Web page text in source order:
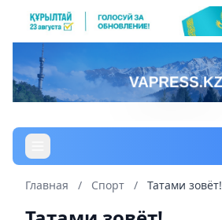
Главная / Спорт / Татами зовёт!